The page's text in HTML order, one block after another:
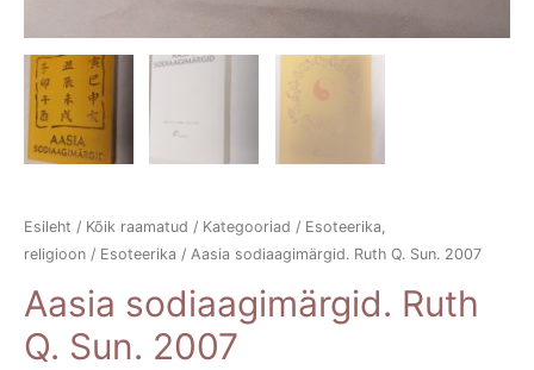
Esileht / Kõik raamatud / Kategooriad / Esoteerika,
religioon / Esoteerika / Aasia sodiaagimärgid. Ruth Q. Sun. 2007
Aasia sodiaagimärgid. Ruth
Q. Sun. 2007